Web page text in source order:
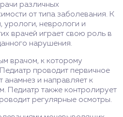
различных
от типа заболевания. К
урологи, неврологи и
врачей играет свою роль в
нарушения.
врачом, к которому
проводит первичное
анамнез и направляет к
Педиатр также контролирует
регулярные осмотры.